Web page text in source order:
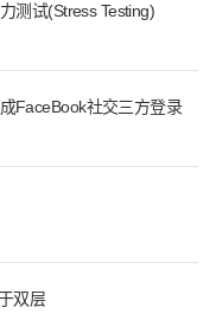
测试(Stress Testing)
FaceBook社交三方登录
双层